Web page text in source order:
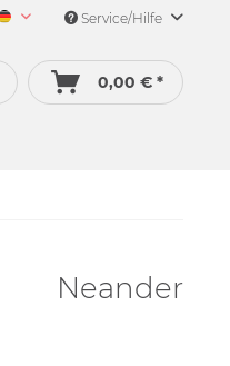
Merch&Music Deutsch
Service/Hilfe
0,00 € *
Neander